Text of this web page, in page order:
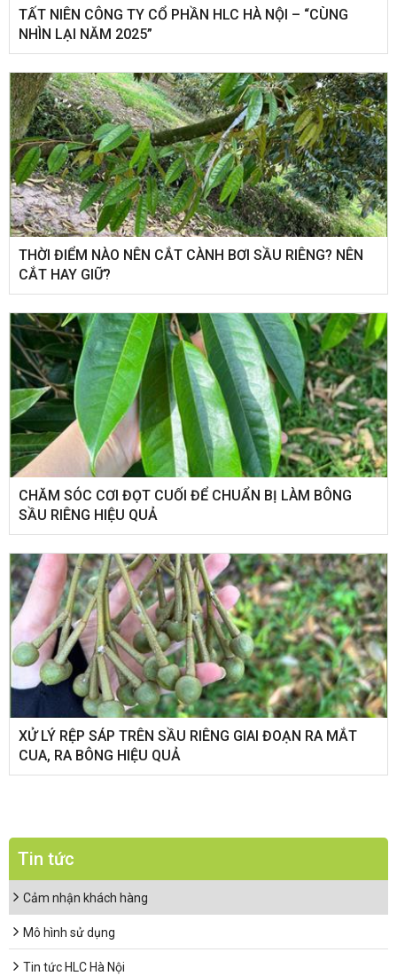
​TẤT NIÊN CÔNG TY CỔ PHẦN HLC HÀ NỘI – “CÙNG
NHÌN LẠI NĂM 2025”
THỜI ĐIỂM NÀO NÊN CẮT CÀNH BƠI SẦU RIÊNG? NÊN
CẮT HAY GIỮ?
CHĂM SÓC CƠI ĐỌT CUỐI ĐỂ CHUẨN BỊ LÀM BÔNG
SẦU RIÊNG HIỆU QUẢ
XỬ LÝ RỆP SÁP TRÊN SẦU RIÊNG GIAI ĐOẠN RA MẮT
CUA, RA BÔNG HIỆU QUẢ
Tin tức
Cảm nhận khách hàng
Mô hình sử dụng
Tin tức HLC Hà Nội